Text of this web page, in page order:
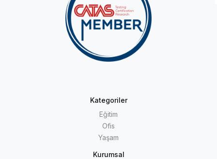
Kategoriler
Eğitim
Ofis
Yaşam
Kurumsal